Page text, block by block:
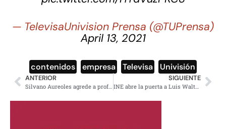
— TelevisaUnivision Prensa (@TUPrensa)
April 13, 2021
contenidos empresa Televisa Univisión
ANTERIOR SIGUIENTE
INE abre la puerta a Luis Walton como candidato para Guerrero